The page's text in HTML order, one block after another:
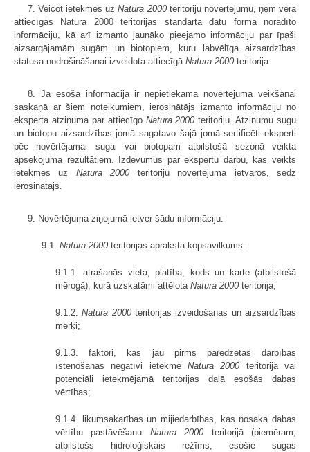
7. Veicot ietekmes uzNatura 2000teritoriju novērtējumu, ņem vērā
attiecīgās Natura 2000 teritorijas standarta datu formā norādīto
informāciju, kā arī izmanto jaunāko pieejamo informāciju par īpaši
aizsargājamām sugām un biotopiem, kuru labvēlīga aizsardzības
statusa nodrošināšanai izveidota attiecīgā Natura 2000 teritorija.
8. Ja esošā informācija ir nepietiekama novērtējuma veikšanai
saskaņā ar šiem noteikumiem, ierosinātājs izmanto informāciju no
eksperta atzinuma par attiecīgo Natura 2000 teritoriju. Atzinumu sugu
un biotopu aizsardzības jomā sagatavo šajā jomā sertificēti eksperti
pēc novērtējamai sugai vai biotopam atbilstošā sezonā veikta
apsekojuma rezultātiem. Izdevumus par ekspertu darbu, kas veikts
ietekmes uz Natura 2000 teritoriju novērtējuma ietvaros, sedz
ierosinātājs.
9. Novērtējuma ziņojumā ietver šādu informāciju:
9.1. Natura 2000 teritorijas apraksta kopsavilkums:
9.1.1. atrašanās vieta, platība, kods un karte (atbilstošā
mērogā), kurā uzskatāmi attēlota Natura 2000 teritorija;
9.1.2.Natura 2000teritorijas izveidošanas un aizsardzības
mērķi;
9.1.3. faktori, kas jau pirms paredzētās darbības
īstenošanas negatīvi ietekmē Natura 2000 teritorijā vai
potenciāli ietekmējamā teritorijas daļā esošās dabas
vērtības;
9.1.4. likumsakarības un mijiedarbības, kas nosaka dabas
vērtību pastāvēšanu Natura 2000 teritorijā (piemēram,
atbilstošs hidroloģiskais režīms, esošie sugas